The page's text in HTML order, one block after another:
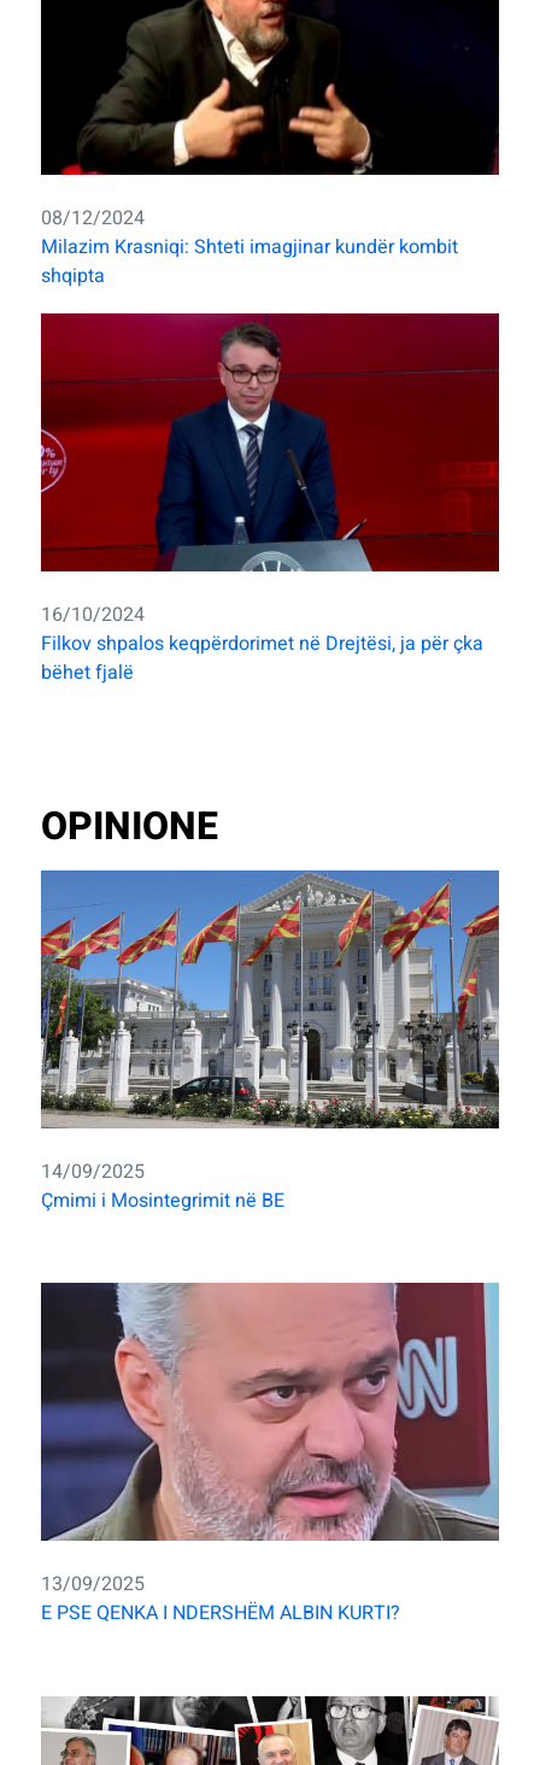
08/12/2024
Milazim Krasniqi: Shteti imagjinar kundër kombit
shqipta
16/10/2024
Filkov shpalos keqpërdorimet në Drejtësi, ja për çka
bëhet fjalë
OPINIONE
14/09/2025
Çmimi i Mosintegrimit në BE
13/09/2025
E PSE QENKA I NDERSHËM ALBIN KURTI?